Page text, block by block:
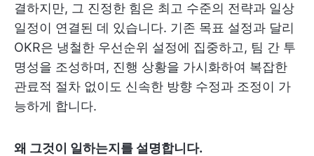
결하지만, 그 진정한 힘은 최고 수준의 전략과 일상
일정이 연결된 데 있습니다. 기존 목표 설정과 달리
OKR은 냉철한 우선순위 설정에 집중하고, 팀 간 투
명성을 조성하며, 진행 상황을 가시화하여 복잡한
관료적 절차 없이도 신속한 방향 수정과 조정이 가
능하게 합니다.
왜 그것이 일하는지를 설명합니다.